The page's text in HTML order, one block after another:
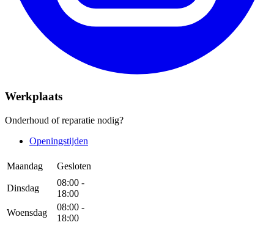
Werkplaats
Onderhoud of reparatie nodig?
Openingstijden
Maandag Gesloten
Dinsdag
08:00 -
18:00
Woensdag
08:00 -
18:00